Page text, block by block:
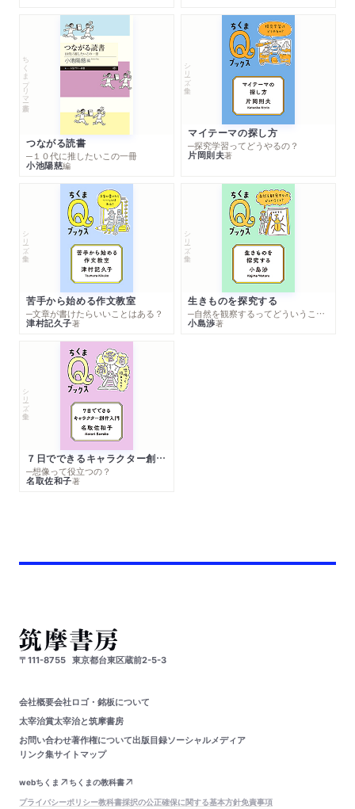
ちくまプリマー新書
つながる読書
─１０代に推したいこの一冊
小池陽慈編
シリーズ・全集
マイテーマの探し方
─探究学習ってどうやるの？
片岡則夫著
シリーズ・全集
苦手から始める作文教室
─文章が書けたらいいことはある？
津村記久子著
シリーズ・全集
生きものを探究する
─自然を観察するってどういうこと？
小島渉著
シリーズ・全集
７日でできるキャラクター創作入門
─想像って役立つの？
名取佐和子著
〒111-8755 東京都台東区蔵前2-5-3
会社概要会社ロゴ・銘板について
太宰治賞太宰治と筑摩書房
お問い合わせ著作権について出版目録ソーシャルメディア
リンク集サイトマップ
webちくま
ちくまの教科書
プライバシーポリシー教科書採択の公正確保に関する基本方針免責事項